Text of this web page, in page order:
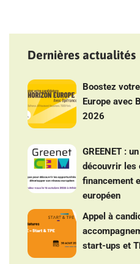
Dernières actualités
Boostez
Europe avec
2026
GREENET :
découvrir les
financement
européen
Appel à
start-ups et